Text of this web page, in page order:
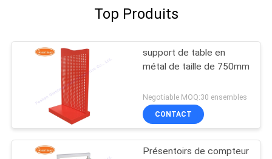
Top Produits
support de table en
métal de taille de 750mm
Negotiable MOQ:30 ensembles
CONTACT
Présentoirs de compteur